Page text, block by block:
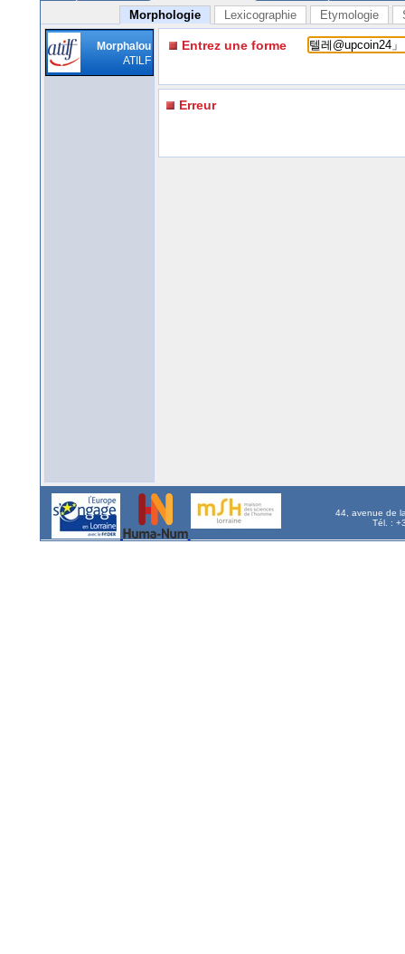
Morphologie Lexicographie Etymologie
Morphalou
ATILF
Entrez une forme
Erreur
44, avenue de
Tél. :